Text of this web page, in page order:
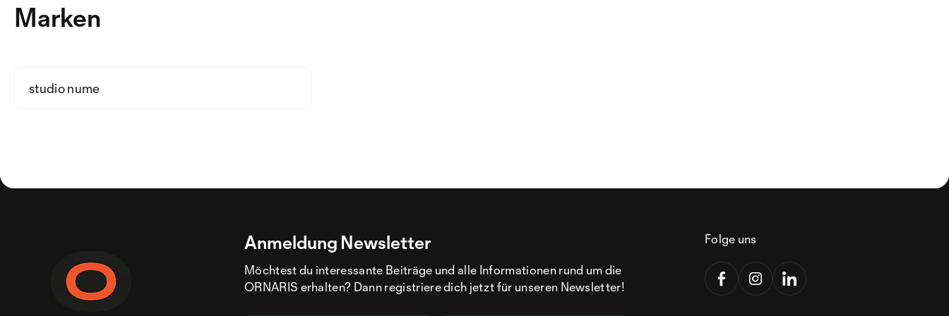
Marken
studio nume
Anmeldung Newsletter
Möchtest du interessante Beiträge und alle Informationen rund um die
ORNARIS erhalten? Dann registriere dich jetzt für unseren Newsletter!
Folge uns